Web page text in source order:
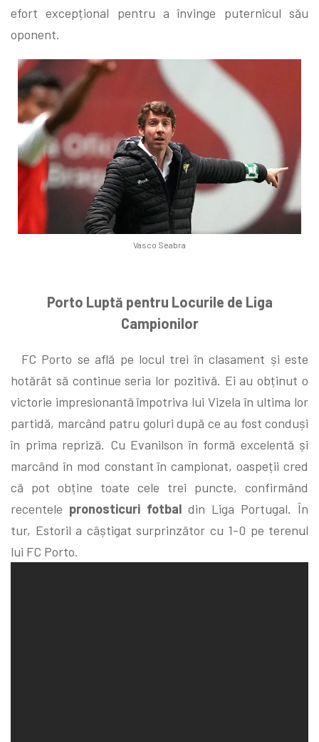
efort excepțional pentru a învinge puternicul său
oponent.
Vasco Seabra
Porto Luptă pentru Locurile de Liga
Campionilor
FC Porto se află pe locul trei în clasament și este
hotărât să continue seria lor pozitivă. Ei au obținut o
victorie impresionantă împotriva lui Vizela în ultima lor
partidă, marcând patru goluri după ce au fost conduși
în prima repriză. Cu Evanilson în formă excelentă și
marcând în mod constant în campionat, oaspeții cred
că pot obține toate cele trei puncte, confirmând
recentele pronosticuri fotbal din Liga Portugal. În
tur, Estoril a câștigat surprinzător cu 1-0 pe terenul
lui FC Porto.